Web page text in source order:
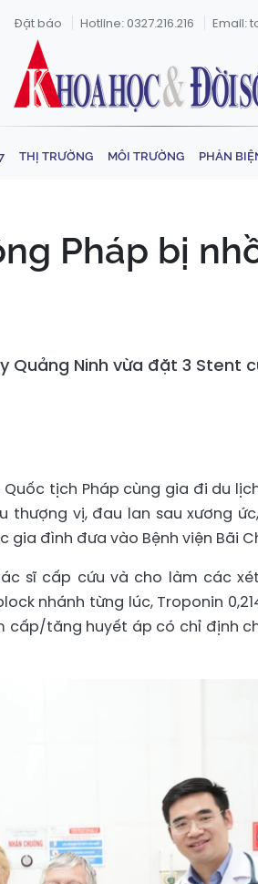
Đặt báo Hotline: 0327.216.216 Email:
THỊ TRƯỜNG MÔI TRƯỜNG PHẢN
Pháp bị
Quảng Ninh vừa đặt 3
Quốc tịch Pháp cùng gia đi du
thượng vị, đau lan sau xương
gia đình đưa vào Bệnh viện Bãi
sĩ cấp cứu và cho làm các
nhánh từng lúc, Troponin
cấp/tăng huyết áp có chỉ định